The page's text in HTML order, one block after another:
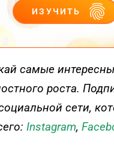
ИЗУЧИТЬ
самые
роста.
сети,
Instagram,